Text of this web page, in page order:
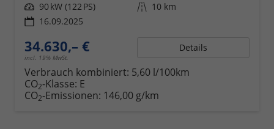
Leistung 90 kW (122 PS) Kilometerstand 10 km
16.09.2025
34.630,– €
incl. 19% MwSt.
Details
Verbrauch kombiniert: 5,60 l/100km
CO2-Klasse: E
CO2-Emissionen: 146,00 g/km